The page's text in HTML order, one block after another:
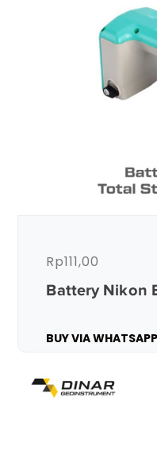
Battery Nikon
Rp111,00
BUY VIA WHATSAPP